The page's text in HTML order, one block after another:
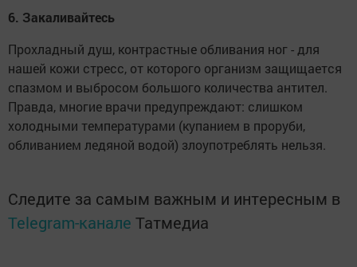
6. Закаливайтесь
Прохладный душ, контрастные обливания ног - для
нашей кожи стресс, от которого организм защищается
спазмом и выбросом большого количества антител.
Правда, многие врачи предупреждают: слишком
холодными температурами (купанием в проруби,
обливанием ледяной водой) злоупотреблять нельзя.
Следите за самым важным и интересным в
Telegram-канале Татмедиа